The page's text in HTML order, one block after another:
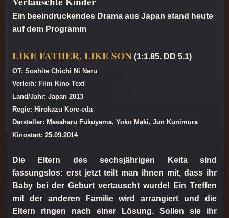
Ein beeindruckendes Drama aus Japan stand heute
auf dem Programm
LIKE FATHER, LIKE SON (1:1.85, DD 5.1)
OT: Soshite Chichi Ni Naru
Verleih: Film Kino Text
Land/Jahr: Japan 2013
Regie: Hirokazu Kore-eda
Darsteller: Masaharu Fukuyama, Yoko Maki, Jun Kunimura
Kinostart: 25.09.2014
Die Eltern des sechsjährigen Keita sind
fassungslos: erst jetzt teilt man ihnen mit, dass ihr
Baby bei der Geburt vertauscht wurde! Ein Treffen
mit der anderen Familie wird arrangiert und die
Eltern ringen nach einer Lösung. Sollen sie ihr